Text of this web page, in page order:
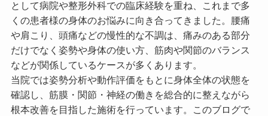
として病院や整形外科での臨床経験を重ね、これまで多
くの患者様の身体のお悩みに向き合ってきました。腰痛
や肩こり、頭痛などの慢性的な不調は、痛みのある部分
だけでなく姿勢や身体の使い方、筋肉や関節のバランス
などが関係しているケースが多くあります。
当院では姿勢分析や動作評価をもとに身体全体の状態を
確認し、筋膜・関節・神経の働きを総合的に整えながら
根本改善を目指した施術を行っています。このブログで